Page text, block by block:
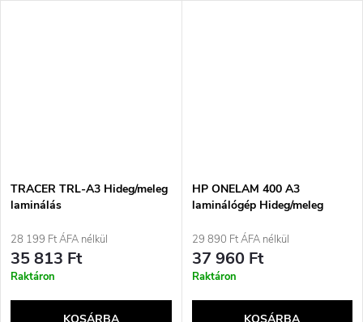
TRACER TRL-A3 Hideg/meleg
laminálás
28 199 Ft ÁFA nélkül
35 813 Ft
Raktáron
HP ONELAM 400 A3
laminálógép Hideg/meleg
29 890 Ft ÁFA nélkül
37 960 Ft
Raktáron